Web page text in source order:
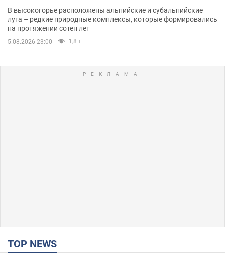
В высокогорье расположены альпийские и субальпийские
луга – редкие природные комплексы, которые формировались
на протяжении сотен лет
5.08.2026 23:00 1,8 т.
TOP NEWS